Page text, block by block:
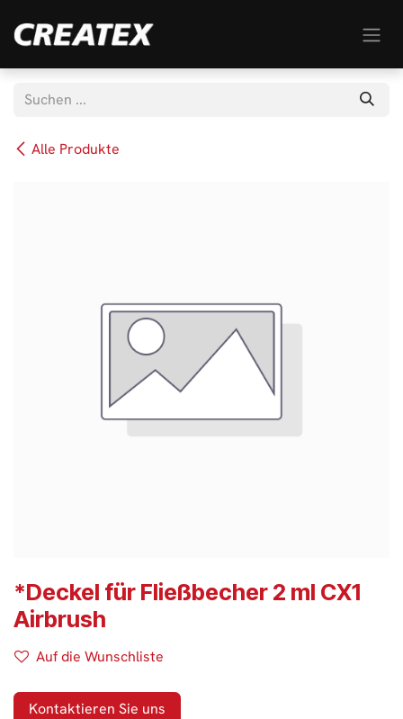
Alle Produkte
*Deckel für Fließbecher 2 ml CX1
Airbrush
Auf die Wunschliste
Kontaktieren Sie uns